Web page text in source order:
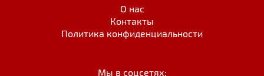
О нас
Контакты
Политика конфиденциальности
Мы в соцсетях: